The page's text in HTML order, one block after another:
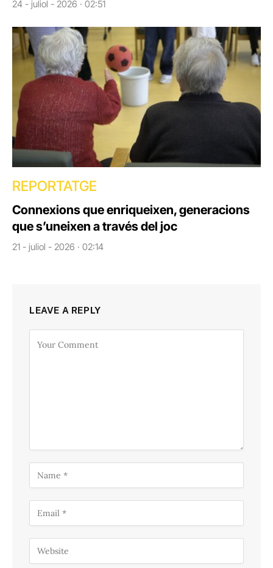
24 - juliol - 2026 · 02:51
REPORTATGE
Connexions que enriqueixen, generacions
que s’uneixen a través del joc
21 - juliol - 2026 · 02:14
LEAVE A REPLY